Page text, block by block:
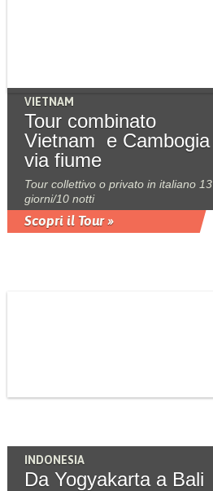
VIETNAM
Tour combinato
Vietnam e Cambogia
via fiume
Tour collettivo o privato in italiano 13
giorni/10 notti
Scopri il Tour »
INDONESIA
Da Yogyakarta a Bali